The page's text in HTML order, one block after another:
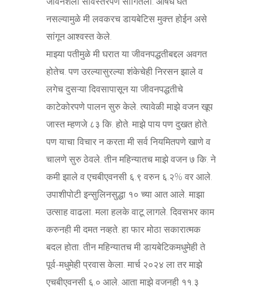
नसल्यामुळे मी लवकरच डायबेटिस मुक्त्त होईन असे
सांगून आश्वस्त केले.
माझ्या पतीमुळे मी घरात या जीवनपद्धतीबद्दल अवगत
होतेच. पण उरल्यासुरल्या शंकेचेही निरसन झाले व
लगेच दुसऱ्या दिवसापासून या जीवनपद्धतीचे
काटेकोरपणे पालन सुरु केले. त्यावेळी माझे वजन खूप
जास्त म्हणजे ८३ कि. होते. माझे पाय पण दुखत होते.
पण याचा विचार न करता मी सर्व नियमितपणे खाणे व
चालणे सुरु ठेवले. तीन महिन्यातच माझे वजन ७ कि. ने
कमी झाले व एचबीएवनसी ६.९ वरुन ६.२% वर आले.
उपाशीपोटी इन्सुलिनसुद्धा १० च्या आत आले. माझा
उत्साह वाढला. मला हलके वाटू लागले. दिवसभर काम
करुनही मी दमत नव्हते. हा फार मोठा सकारात्मक
बदल होता. तीन महिन्यातच मी डायबेटिकमधुमेही ते
पूर्व-मधुमेही प्रवास केला. मार्च २०२४ ला तर माझे
एचबीएवनसी ६.० आले. आता माझे वजनही ११.३